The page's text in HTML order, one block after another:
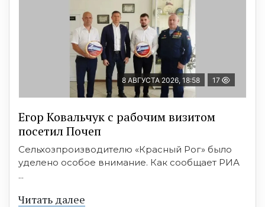
8 АВГУСТА 2026, 18:58 17
Егор Ковальчук с рабочим визитом
посетил Почеп
Сельхозпроизводителю «Красный Рог» было
уделено особое внимание. Как сообщает РИА
...
Читать далее